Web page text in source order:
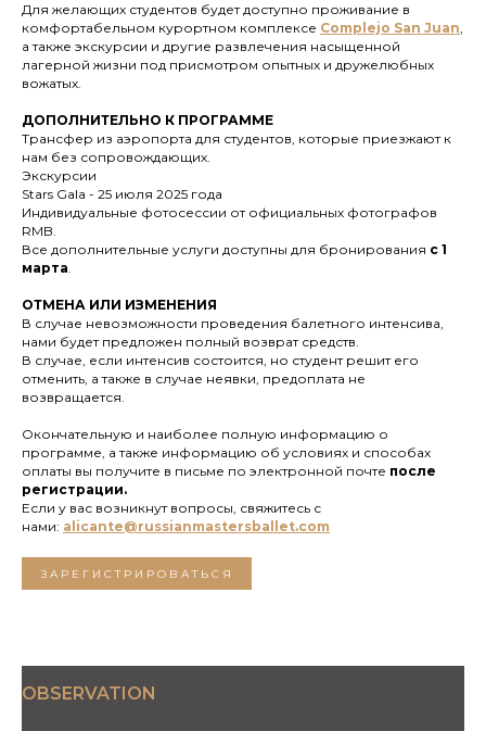
Для желающих студентов будет доступно проживание в
комфортабельном курортном комплексе Complejo San Juan,
а также экскурсии и другие развлечения насыщенной
лагерной жизни под присмотром опытных и дружелюбных
вожатых.
ДОПОЛНИТЕЛЬНО К ПРОГРАММЕ
Трансфер из аэропорта для студентов, которые приезжают к
нам без сопровождающих.
Экскурсии
Stars Gala - 25 июля 2025 года
Индивидуальные фотосессии от официальных фотографов
RMB.
Все дополнительные услуги доступны для бронирования с 1
марта.
ОТМЕНА ИЛИ ИЗМЕНЕНИЯ
В случае невозможности проведения балетного интенсива,
нами будет предложен полный возврат средств.
В случае, если интенсив состоится, но студент решит его
отменить, а также в случае неявки, предоплата не
возвращается.
Окончательную и наиболее полную информацию о
программе, а также информацию об условиях и способах
оплаты вы получите в письме по электронной почте после
регистрации.
Если у вас возникнут вопросы, свяжитесь с
нами: alicante@russianmastersballet.com
ЗАРЕГИСТРИРОВАТЬСЯ
OBSERVATION